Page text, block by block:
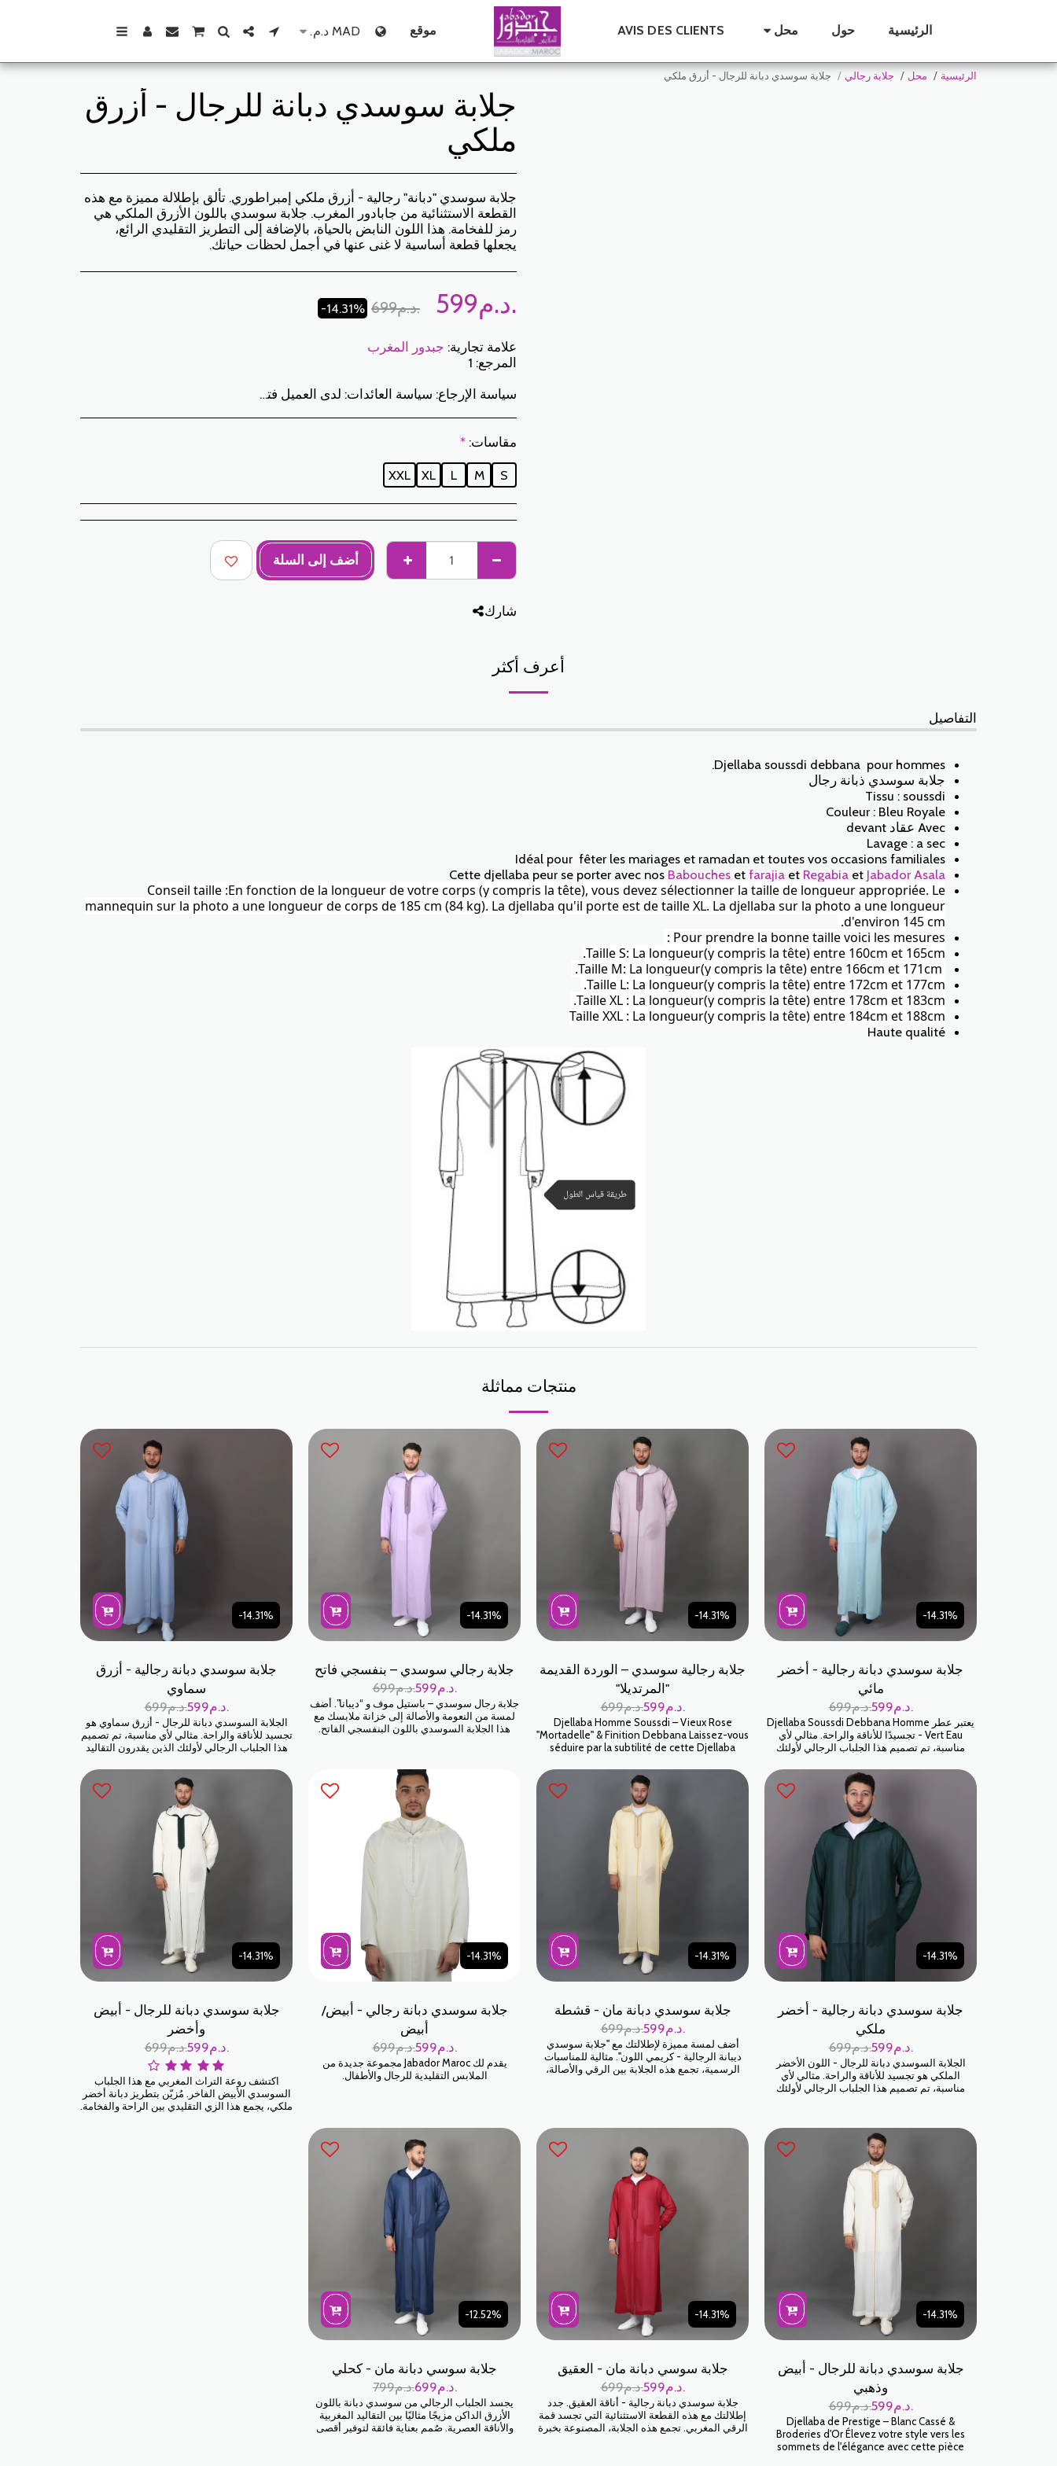
الرئيسية حول محل AVIS DES CLIENTS موقع MAD د.م.
الرئيسية محل جلابة رجالي جلابة سوسدي دبانة للرجال - أزرق ملكي
جلابة سوسدي دبانة للرجال - أزرق
ملكي
جلابة سوسدي "دبانة" رجالية - أزرق ملكي إمبراطوري. تألق بإطلالة مميزة مع هذه
القطعة الاستثنائية من جابادور المغرب. جلابة سوسدي باللون الأزرق الملكي هي
رمز للفخامة. هذا اللون النابض بالحياة، بالإضافة إلى التطريز التقليدي الرائع،
يجعلها قطعة أساسية لا غنى عنها في أجمل لحظات حياتك.
599 د.م. 699 د.م. -14.31%
علامة تجارية: جبدور المغرب
المرجع: 1
سياسة الإرجاع: سياسة العائدات: لدى العميل فترة 7 أيام عمل من تاريخ الاستلام لإرجاع العناصر المطلوبة إما لاسترداد الأموال أو للاستبدال. فقط العناصر التي تم إرجاعها في الوقت المحدد ، في عبواتها الأصلية ، يمكن استبدالها غير المغسولة وغير الملبوسة. للإرجاع ، يرجى إخطارنا على العناوين التالية: jabadormaroc17@gmail.com/ jabador.maroc@gmail.com يجب أن يكون كل تبديل أو إرجاع مصحوبًا برقم هاتفك ورغبتك في التبادل. تكاليف الإرجاع هي مسؤولية العميل. سيتعين على العميل تنظيم النقل بوسائله الخاصة. في حالة الإرجاع ، وبعد استلام البضائع من قبل جبدور المغرب ، سيتم تعويض العميل في غضون 10 أيام. الحالات التي يمكن فيها تبادل المنتجات: - خطأ في الحجم المطلوب (حجم التسليم يختلف عن الحجم المطلوب) - خطأ في اللون المطلوب (تم تسليم لون مختلف عن الحجم المطلوب) الحالات التي يمكن فيها تعويض المنتجات: - خطأ في الحجم أو اللون المطلوب متبوعًا بنفاد المخزون - في الحالات المذكورة أعلاه يجب إعادة المنتجات إلينا في الحالة التي استلمتها بها مع جميع العناصر (الملحقات والتعبئة والتعليمات وما إلى ذلك). سيتم السداد عن طريق الدفع أو التحويل المصرفي. لا يمكن إرجاع أو استبدال المنتجات المعروضة للبيع أو الترويج.
مقاسات: *
S
M
L
XL
XXL
أضف إلى السلة
شارك
أعرف أكثر
التفاصيل
Djellaba soussdi debbana pour hommes.
جلابة سوسدي ذبانة رجال
Tissu : soussdi
Couleur : Bleu Royale
Avec عقاد devant
Lavage : a sec
Idéal pour fêter les mariages et ramadan et toutes vos occasions familiales
Cette djellaba peur se porter avec nos Babouches et farajia et Regabia et Jabador Asala
Conseil taille :En fonction de la longueur de votre corps (y compris la tête), vous devez sélectionner la taille de longueur appropriée. Le
mannequin sur la photo a une longueur de corps de 185 cm (84 kg). La djellaba qu'il porte est de taille XL. La djellaba sur la photo a une longueur
d'environ 145 cm.
Pour prendre la bonne taille voici les mesures :
Taille S: La longueur(y compris la tête) entre 160cm et 165cm.
Taille L: La longueur(y compris la tête) entre 172cm et 177cm.
Taille XL : La longueur(y compris la tête) entre 178cm et 183cm.
Taille XXL : La longueur(y compris la tête) entre 184cm et 188cm
Haute qualité
منتجات مماثلة
-14.31%
جلابة سوسدي دبانة رجالية - أخضر
مائي
699
د.م.599 د.م.
يعتبر عطر Djellaba Soussdi Debbana Homme
- Vert Eau تجسيدًا للأناقة والراحة. مثالي لأي
مناسبة، تم تصميم هذا الجلباب الرجالي لأولئك
تصميمها بعناية فائقة للتفاصيل، حيث تم تصميم كل
درزة وزخرفة لتدوم طويلاً. اللون الأخضر المائي هو
لون متطور يبدو رائعًا على جميع ألوان البشرة.
-14.31%
جلابة رجالية سوسدي – الوردة القديمة
"المرتديلا"
699
د.م.599 د.م.
Djellaba Homme Soussdi – Vieux Rose
"Mortadelle" & Finition Debbana Laissez-vous
séduire par la subtilité de cette Djellaba
poudré). Cette teinte sophistiquée, à la fois
douce et masculine, est le choix parfait pour
l'homme moderne qui souhaite allier
originalité, discrétion et respect des
traditions artisanales
-14.31%
جلابة رجالي سوسدي – بنفسجي فاتح
699
د.م.599 د.م.
جلابة رجال سوسدي – باستيل موف و “ديبانا”. أضف
لمسة من النعومة والأصالة إلى خزانة ملابسك مع
هذا الجلابة السوسدي باللون البنفسجي الفاتح.
-14.31%
جلابة سوسدي دبانة رجالية - أزرق
سماوي
699
د.م.599 د.م.
الجلابة السوسدي دبانة للرجال - أزرق سماوي هو
تجسيد للأناقة والراحة. مثالي لأي مناسبة، تم تصميم
هذا الجلباب الرجالي لأولئك الذين يقدرون التقاليد
للتفاصيل، حيث تم تصميم كل درزة وزخرفة لتدوم
طويلاً. اللون الأزرق السماوي هو لون متطور يبدو
رائعًا على جميع ألوان البشرة.
-14.31%
جلابة سوسدي دبانة رجالية - أخضر
ملكي
699
د.م.599 د.م.
الجلابة السوسدي دبانة للرجال - اللون الأخضر
الملكي هو تجسيد للأناقة والراحة. مثالي لأي
مناسبة، تم تصميم هذا الجلباب الرجالي لأولئك
درزة وزخرفة لتدوم طويلاً. اللون الأخضر الملكي هو
لون متطور يبدو رائعًا على جميع ألوان البشرة.
-14.31%
جلابة سوسدي دبانة مان - قشطة
699
د.م.599 د.م.
أضف لمسة مميزة لإطلالتك مع "جلابة سوسدي
ديبانة الرجالية - كريمي اللون". مثالية للمناسبات
الرسمية، تجمع هذه الجلابة بين الرقي والأصالة،
-14.31%
جلابة سوسدي دبانة رجالي - أبيض/
أبيض
699
د.م.599 د.م.
يقدم لك Jabador Maroc مجموعة جديدة من
الملابس التقليدية للرجال والأطفال.
-14.31%
جلابة سوسدي دبانة للرجال - أبيض
وأخضر
699
د.م.599 د.م.
اكتشف روعة التراث المغربي مع هذا الجلباب
السوسدي الأبيض الفاخر. مُزيّن بتطريز دبانة أخضر
ملكي، يجمع هذا الزي التقليدي بين الراحة والفخامة.
-14.31%
جلابة سوسدي دبانة للرجال - أبيض
وذهبي
699
د.م.599 د.م.
Djellaba de Prestige – Blanc Cassé &
Broderies d'Or Élevez votre style vers les
sommets de l'élégance avec cette pièce
-14.31%
جلابة سوسي دبانة مان - العقيق
699
د.م.599 د.م.
جلابة سوسدي دبانة رجالية - أناقة العقيق. جدد
إطلالتك مع هذه القطعة الاستثنائية التي تجسد قمة
الرقي المغربي. تجمع هذه الجلابة، المصنوعة بخبرة
-12.52%
جلابة سوسي دبانة مان - كحلي
799
د.م.699 د.م.
يجسد الجلباب الرجالي من سوسدي دبانة باللون
الأزرق الداكن مزيجًا مثاليًا بين التقاليد المغربية
والأناقة العصرية. صُمم بعناية فائقة لتوفير أقصى